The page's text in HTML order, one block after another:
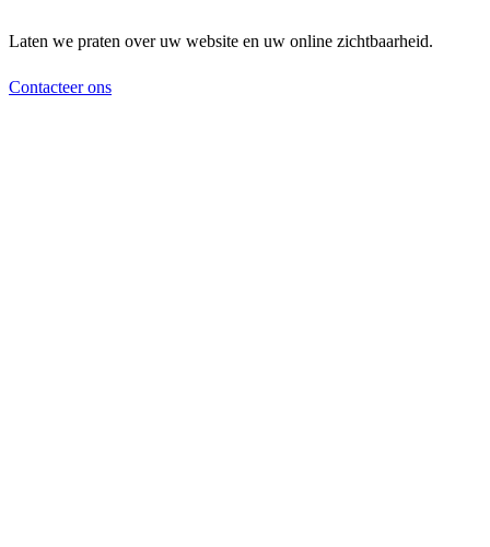
Laten we praten over uw website en uw online zichtbaarheid.
Contacteer ons